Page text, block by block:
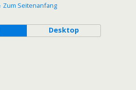
Zum Seitenanfang
Desktop